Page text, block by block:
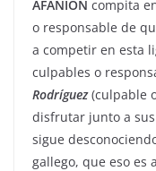
AFANION compita
o responsable de
a competir en esta
culpables o
Rodríguez(culpable
disfrutar junto a
sigue
gallego, que eso es